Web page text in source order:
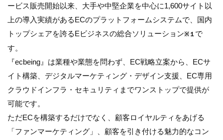
ービス販売開始以来、大手や中堅企業を中心に1,600サイト以
上の導入実績があるECのプラットフォームシステムで、国内
トップシェアを誇るEビジネスの総合ソリューション※１ で
す。
『ecbeing』は業種や業態を問わず、EC戦略立案から、ECサ
イト構築、デジタルマーケティング・デザイン支援、EC専用
クラウドインフラ・セキュリティまでワンストップで提供が
可能です。
ただECを構築するだけでなく、顧客ロイヤルティをあげる
「ファンマーケティング」、顧客を引き付ける魅力的なコン